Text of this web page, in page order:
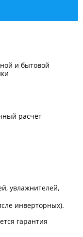
и бытовой
расчёт
увлажнителей,
инверторных).
гарантия